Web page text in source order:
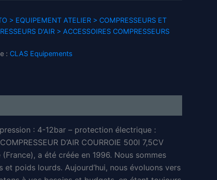
> EQUIPEMENT ATELIER > COMPRESSEURS ET
D'AIR > ACCESSOIRES COMPRESSEURS
: CLAS Equipements
: 4-12bar – protection électrique :
D’AIR COURROIE 500l 7,5CV
a été créée en 1996. Nous sommes
poids lourds. Aujourd’hui, nous évoluons vers